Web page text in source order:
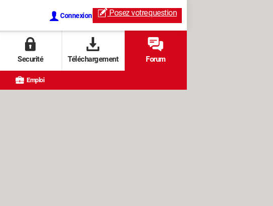
Connexion Posez votrequestion
Securité Téléchargement Forum
Emploi